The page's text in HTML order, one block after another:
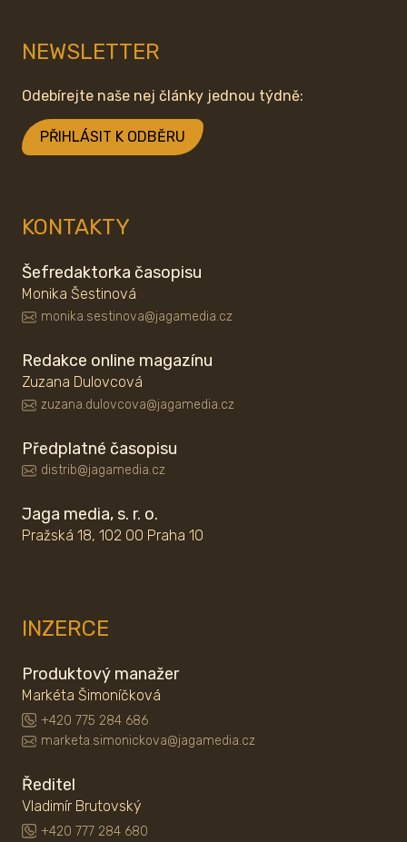
NEWSLETTER
Odebírejte naše nej články jednou týdně:
PŘIHLÁSIT K ODBĚRU
KONTAKTY
Šefredaktorka časopisu
Monika Šestinová
monika.sestinova@jagamedia.cz
Redakce online magazínu
Zuzana Dulovcová
zuzana.dulovcova@jagamedia.cz
Předplatné časopisu
distrib@jagamedia.cz
Jaga media, s. r. o.
Pražská 18, 102 00 Praha 10
INZERCE
Produktový manažer
Markéta Šimoníčková
+420 775 284 686
marketa.simonickova@jagamedia.cz
Ředitel
Vladimír Brutovský
+420 777 284 680